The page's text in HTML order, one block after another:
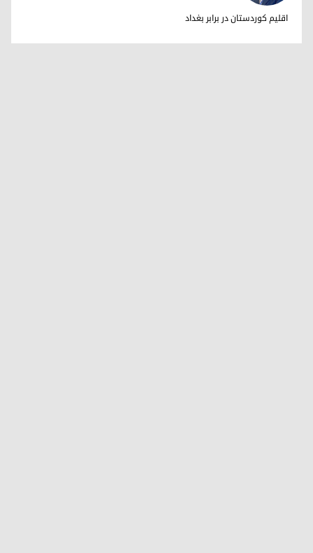
دکتر ابراهیم خالد
اقلیم کوردستان در برابر بغداد